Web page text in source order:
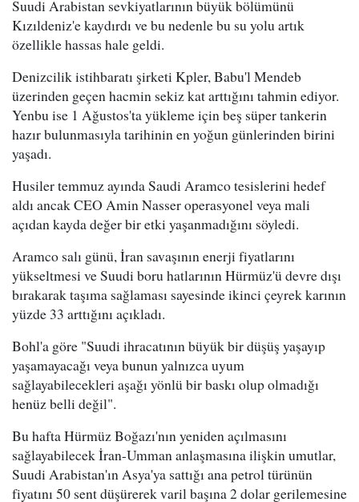
Suudi Arabistan sevkiyatlarının büyük bölümünü
Kızıldeniz'e kaydırdı ve bu nedenle bu su yolu artık
özellikle hassas hale geldi.
Denizcilik istihbaratı şirketi Kpler, Babu'l Mendeb
üzerinden geçen hacmin sekiz kat arttığını tahmin ediyor.
Yenbu ise 1 Ağustos'ta yükleme için beş süper tankerin
hazır bulunmasıyla tarihinin en yoğun günlerinden birini
yaşadı.
Husiler temmuz ayında Saudi Aramco tesislerini hedef
aldı ancak CEO Amin Nasser operasyonel veya mali
açıdan kayda değer bir etki yaşanmadığını söyledi.
Aramco salı günü, İran savaşının enerji fiyatlarını
yükseltmesi ve Suudi boru hatlarının Hürmüz'ü devre dışı
bırakarak taşıma sağlaması sayesinde ikinci çeyrek karının
yüzde 33 arttığını açıkladı.
Bohl'a göre "Suudi ihracatının büyük bir düşüş yaşayıp
yaşamayacağı veya bunun yalnızca uyum
sağlayabilecekleri aşağı yönlü bir baskı olup olmadığı
henüz belli değil".
Bu hafta Hürmüz Boğazı'nın yeniden açılmasını
sağlayabilecek İran-Umman anlaşmasına ilişkin umutlar,
Suudi Arabistan'ın Asya'ya sattığı ana petrol türünün
fiyatını 50 sent düşürerek varil başına 2 dolar gerilemesine